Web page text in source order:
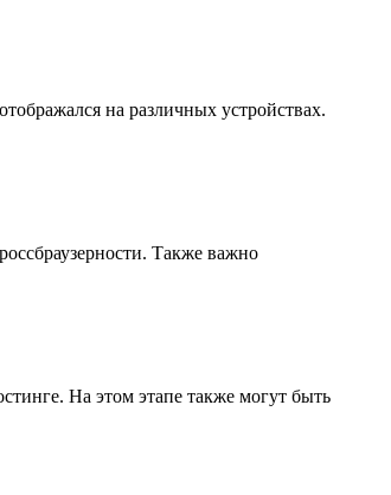
на различных устройствах.
Также важно
На этом этапе также могут быть